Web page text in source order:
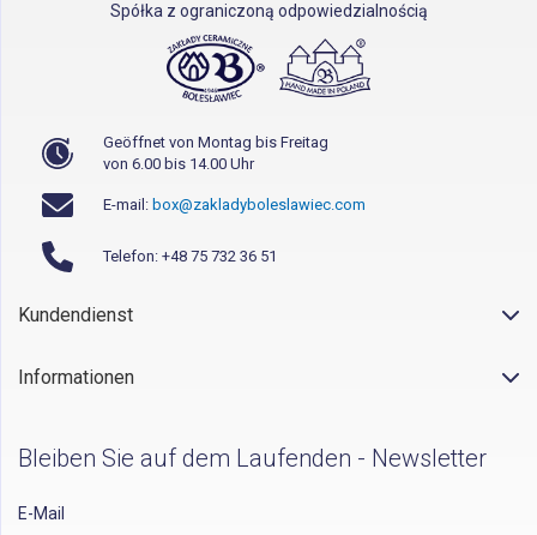
Spółka z ograniczoną odpowiedzialnością
Geöffnet von Montag bis Freitag
von 6.00 bis 14.00 Uhr
E-mail: box@zakladyboleslawiec.com
Telefon: +48 75 732 36 51
Kundendienst
Informationen
Bleiben Sie auf dem Laufenden - Newsletter
E-Mail